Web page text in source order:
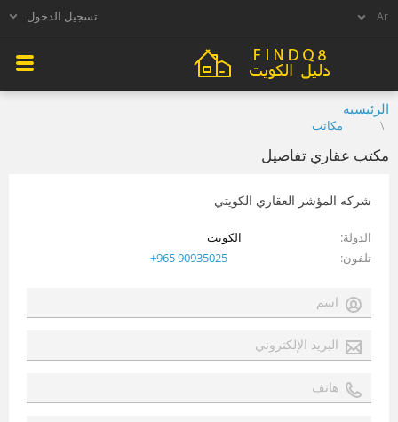
تسجيل الدخول
الرئيسية
مكاتب
مكتب عقاري تفاصيل
شركه المؤشر العقاري الكويتي
الدولة
الكويت
تلفون
+965 90935025